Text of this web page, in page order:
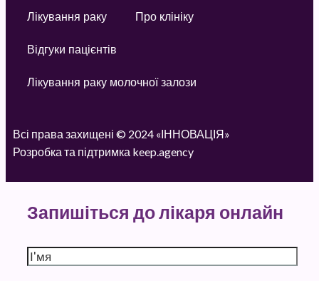
Лікування раку Про клініку
Відгуки пацієнтів
Лікування раку молочної залози
Всі права захищені © 2024 «ІННОВАЦІЯ»
Розробка та підтримка keep.agency
Запишіться до лікаря онлайн